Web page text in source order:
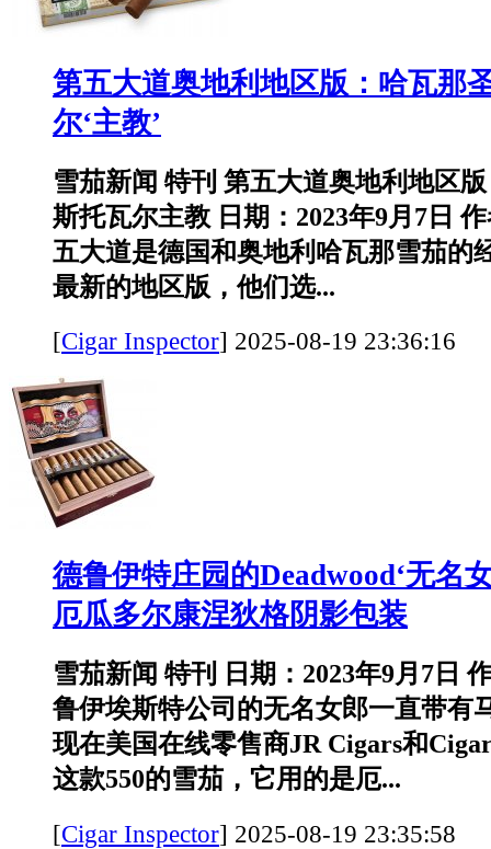
第五大道奥地利地区版：哈瓦那
尔‘主教’
雪茄新闻 特刊 第五大道奥地利地区
斯托瓦尔主教 日期：2023年9月7日
五大道是德国和奥地利哈瓦那雪茄的
最新的地区版，他们选...
[Cigar Inspector] 2025-08-19
德鲁伊特庄园的Deadwood‘无名
厄瓜多尔康涅狄格阴影包装
雪茄新闻 特刊 日期：2023年9月7日
鲁伊埃斯特公司的无名女郎一直带有
现在美国在线零售商JR Cigars和
这款550的雪茄，它用的是厄...
[Cigar Inspector] 2025-08-19